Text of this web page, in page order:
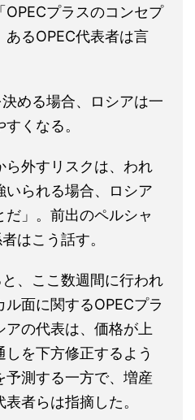
OPECプラスのコンセプ
あるOPEC代表者は言
める場合、ロシアは一
くなる。
ら外すリスクは、われ
られる場合、ロシア
」。前出のペルシャ
はこう話す。
、ここ数週間に行われ
面に関するOPECプラ
アの代表は、価格が上
を下方修正するよう
測する一方で、増産
者らは指摘した。